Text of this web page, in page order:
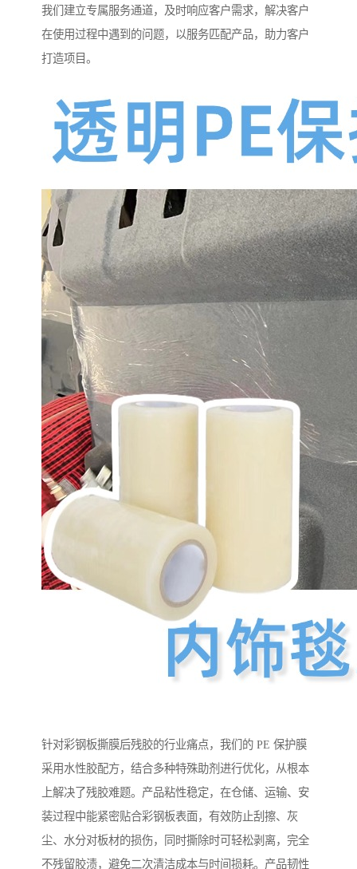
我们建立专属服务通道，及时响应客户需求，解决客户
在使用过程中遇到的问题，以服务匹配产品，助力客户
打造项目。
针对彩钢板撕膜后残胶的行业痛点，我们的 PE 保护膜
采用水性胶配方，结合多种特殊助剂进行优化，从根本
上解决了残胶难题。产品粘性稳定，在仓储、运输、安
装过程中能紧密贴合彩钢板表面，有效防止刮擦、灰
尘、水分对板材的损伤，同时撕除时可轻松剥离，完全
不残留胶渍，避免二次清洁成本与时间损耗。产品韧性